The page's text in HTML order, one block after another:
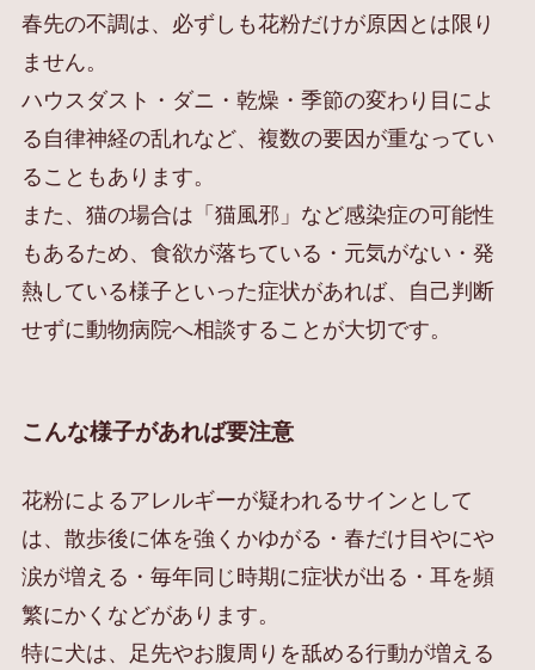
春先の不調は、必ずしも花粉だけが原因とは限り
ません。
ハウスダスト・ダニ・乾燥・季節の変わり目によ
る自律神経の乱れなど、複数の要因が重なってい
ることもあります。
また、猫の場合は「猫風邪」など感染症の可能性
もあるため、食欲が落ちている・元気がない・発
熱している様子といった症状があれば、自己判断
せずに動物病院へ相談することが大切です。
こんな様子があれば要注意
花粉によるアレルギーが疑われるサインとして
は、散歩後に体を強くかゆがる・春だけ目やにや
涙が増える・毎年同じ時期に症状が出る・耳を頻
繁にかくなどがあります。
特に犬は、足先やお腹周りを舐める行動が増える